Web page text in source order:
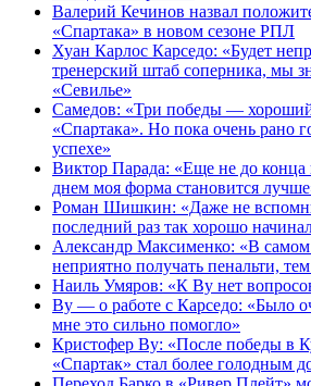
Валерий Кечинов назвал
«Спартака» в новом сезоне РПЛ
Хуан Карлос Карседо: «Будет
тренерский штаб соперника, мы
«Севилье»
Самедов: «Три победы —
«Спартака». Но пока очень рано
успехе»
Виктор Парада: «Еще не до
днем моя форма становится
Роман Шишкин: «Даже не
последний раз так хорошо
Александр Максименко: «В самом
неприятно получать пенальти,
Наиль Умяров: «К Ву нет
Ву — о работе с Карседо: «Было
мне это сильно помогло»
Кристофер Ву: «После победы в
«Спартак» стал более голодным